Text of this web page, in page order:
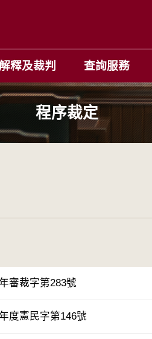
釋及裁判 查詢服務
程序裁定
審裁字第283號
度憲民字第146號